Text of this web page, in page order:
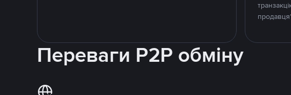
Переваги P2P обміну